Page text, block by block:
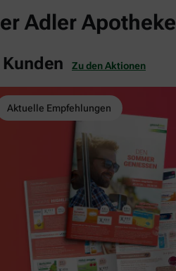
Adler Apotheke
Zu den Aktionen
Aktuelle Empfehlungen